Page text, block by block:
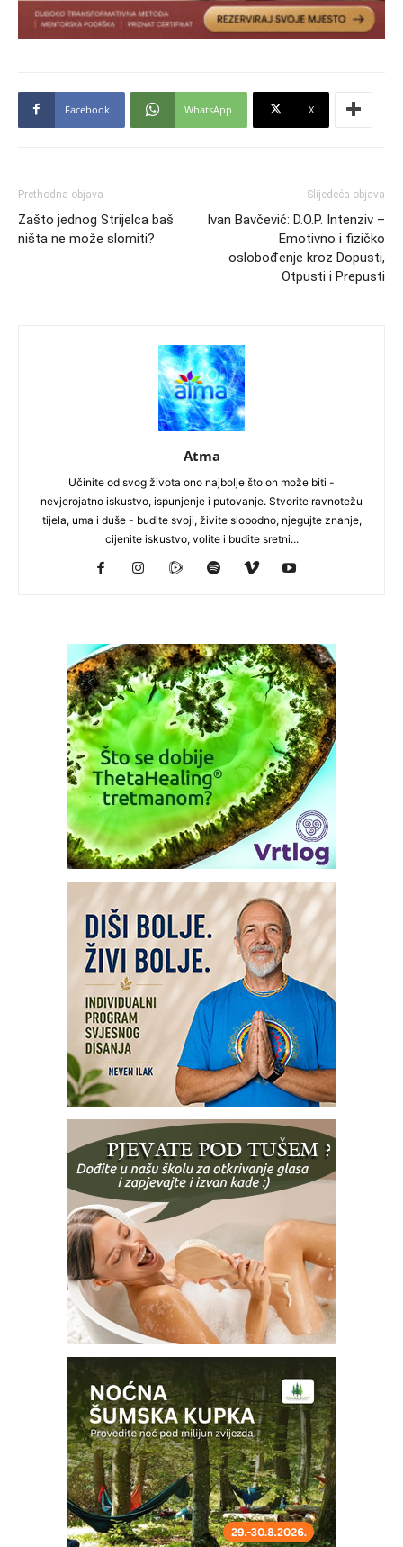
Facebook WhatsApp X
Prethodna objava
Zašto jednog Strijelca baš
ništa ne može slomiti?
Slijedeća objava
Ivan Bavčević: D.O.P. Intenziv –
Emotivno i fizičko
oslobođenje kroz Dopusti,
Otpusti i Prepusti
Atma
Učinite od svog života ono najbolje što on može biti -
nevjerojatno iskustvo, ispunjenje i putovanje. Stvorite ravnotežu
tijela, uma i duše - budite svoji, živite slobodno, njegujte znanje,
cijenite iskustvo, volite i budite sretni...